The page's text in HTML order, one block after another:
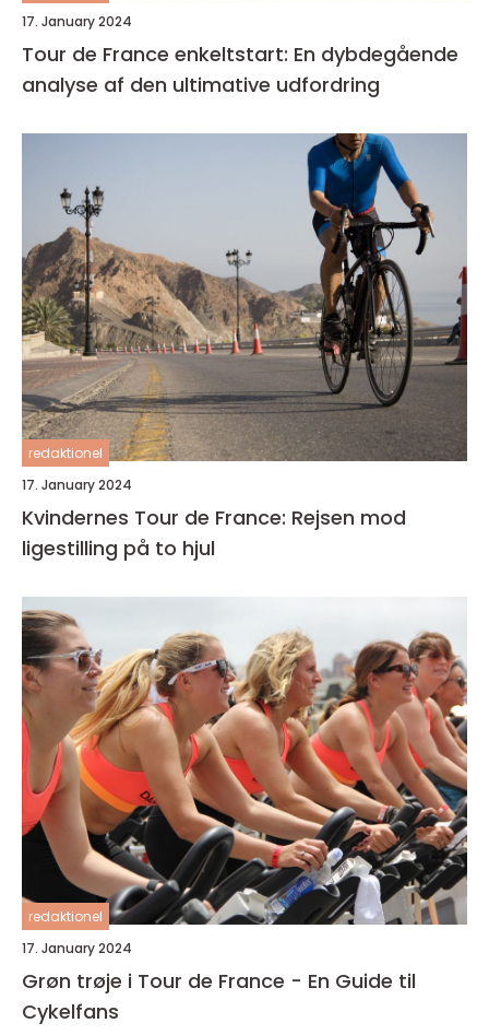
17. January 2024
Tour de France enkeltstart: En dybdegående
analyse af den ultimative udfordring
redaktionel
17. January 2024
Kvindernes Tour de France: Rejsen mod
ligestilling på to hjul
redaktionel
17. January 2024
Grøn trøje i Tour de France - En Guide til
Cykelfans